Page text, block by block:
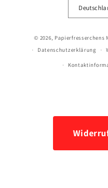
© 2026, Papierfresserchens
Datenschutzerklärung